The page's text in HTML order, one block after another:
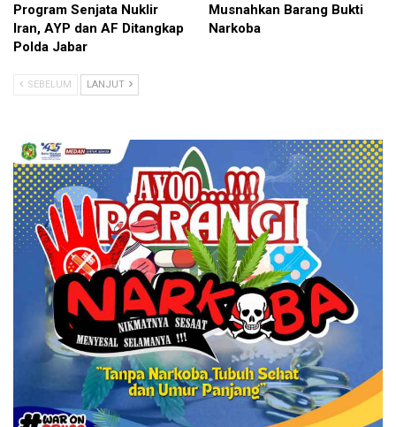
Program Senjata Nuklir
Iran, AYP dan AF Ditangkap
Polda Jabar
Musnahkan Barang Bukti
Narkoba
SEBELUM LANJUT